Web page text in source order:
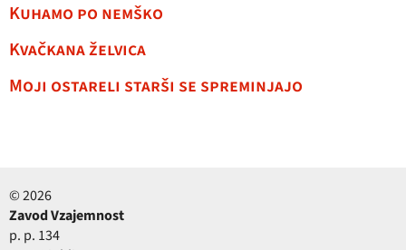
Kuhamo po nemško
Kvačkana želvica
Moji ostareli starši se spreminjajo
© 2026
Zavod Vzajemnost
p. p. 134